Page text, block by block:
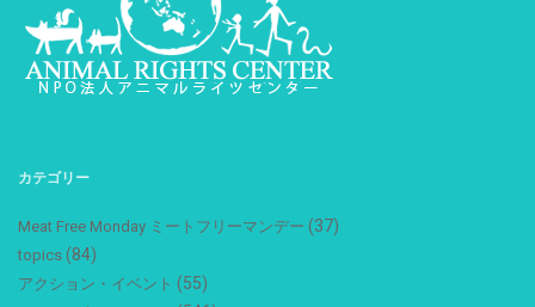
カテゴリー
Meat Free Monday ミートフリーマンデー (37)
topics (84)
アクション・イベント (55)